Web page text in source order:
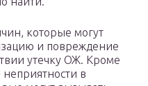
которые могут
и повреждение
утечку ОЖ. Кроме
в